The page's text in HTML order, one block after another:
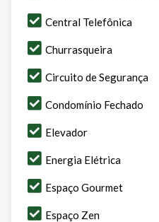
Central Telefônica
Churrasqueira
Circuito de Segurança
Condomínio Fechado
Elevador
Energia Elétrica
Espaço Gourmet
Espaço Zen